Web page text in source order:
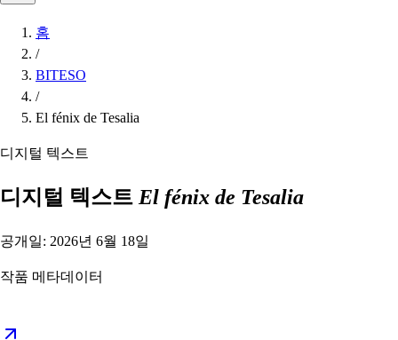
홈
/
BITESO
/
El fénix de Tesalia
디지털 텍스트
디지털 텍스트 El fénix de Tesalia
공개일: 2026년 6월 18일
작품 메타데이터